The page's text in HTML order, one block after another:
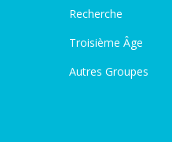
Recherche
Troisième Âge
Autres Groupes